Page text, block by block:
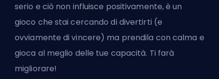
serio e ciò non influisce positivamente, è un
gioco che stai cercando di divertirti (e
ovviamente di vincere) ma prendila con calma e
gioca al meglio delle tue capacità. Ti farà
migliorare!